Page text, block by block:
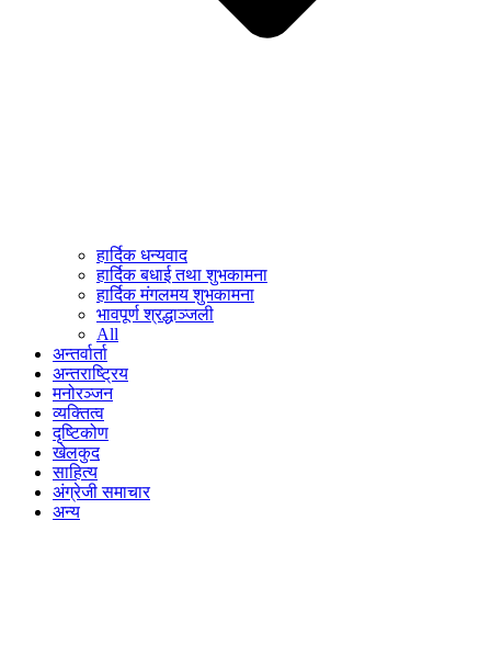
हार्दिक धन्यवाद
हार्दिक बधाई तथा शुभकामना
हार्दिक मंगलमय शुभकामना
भावपूर्ण श्रद्धाञ्जली
All
अन्तर्वार्ता
अन्तराष्ट्रिय
मनोरञ्जन
व्यक्तित्व
दृष्टिकोण
खेलकुद
साहित्य
अंग्रेजी समाचार
अन्य